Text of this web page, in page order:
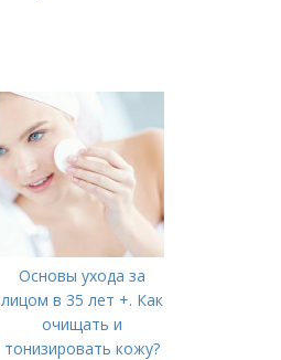
Основы ухода за
лицом в 35 лет +. Как
очищать и
тонизировать кожу?